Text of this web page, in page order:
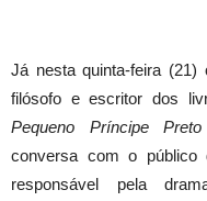
Já nesta quinta-feira (21)
filósofo e escritor dos
Pequeno Príncipe
conversa com o público
responsável pela